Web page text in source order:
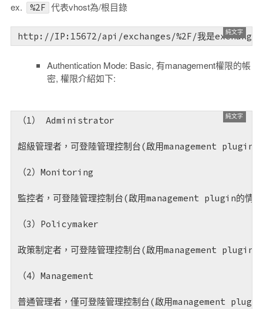
ex. %2F 代表vhost為/根目錄
http://IP:15672/api/exchanges/%2F/我是
Authentication Mode: Basic, 有management權限的帳
密, 權限介紹如下:
（1） Administrator
超級管理者，可登陸管理控制台(啟用management plugin的
（2）Monitoring
監控者，可登陸管理控制台(啟用management plugin的情
（3）Policymaker
政策制定者，可登陸管理控制台(啟用management plugin
（4）Management
普通管理者，僅可登陸管理控制台(啟用management